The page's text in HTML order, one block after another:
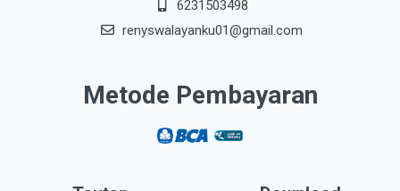
6231503498
renyswalayanku01@gmail.com
Metode Pembayaran